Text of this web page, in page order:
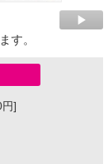
す。
]